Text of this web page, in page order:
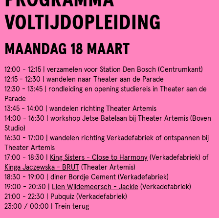
VOLTIJDOPLEIDING
MAANDAG 18 MAART
12:00 - 12:15 | verzamelen voor Station Den Bosch (Centrumkant)
12:15 - 12:30 | wandelen naar Theater aan de Parade
12:30 - 13:45 | rondleiding en opening studiereis in Theater aan de
Parade
13:45 - 14:00 | wandelen richting Theater Artemis
14:00 - 16:30 | workshop Jetse Batelaan bij Theater Artemis (Boven
Studio)
16:30 - 17:00 | wandelen richting Verkadefabriek of ontspannen bij
Theater Artemis
17:00 - 18:30 |
King Sisters - Close to Harmony(Verkadefabriek) of
Kinga Jaczewska - BRUT
(Theater Artemis)
18:30 - 19:00 | diner Bordje Cement (Verkadefabriek)
19:00 - 20:30 |
Lien Wildemeersch - Jackie(Verkadefabriek)
21:00 - 22:30 | Pubquiz (Verkadefabriek)
23:00 / 00:00 | Trein terug